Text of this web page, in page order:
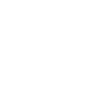
El presidente de
miércoles, 29 de
Málaga CF,